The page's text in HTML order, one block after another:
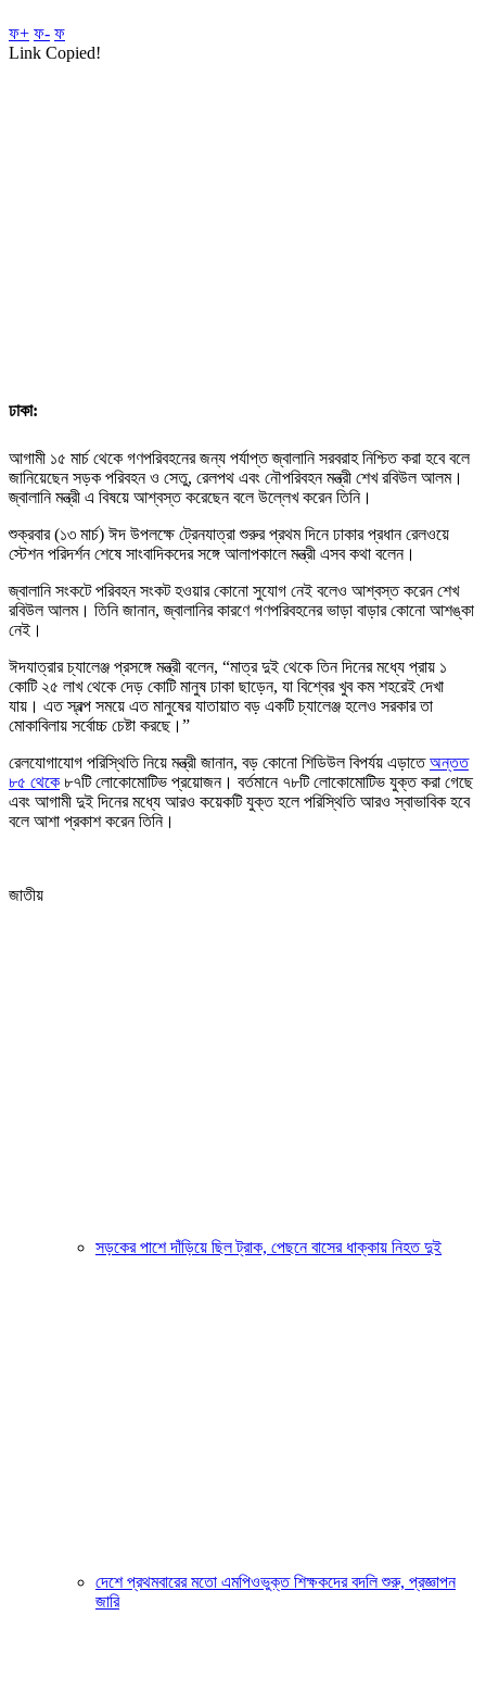
ফ+ ফ- ফ
Link Copied!
ঢাকা:
আগামী ১৫ মার্চ থেকে গণপরিবহনের জন্য পর্যাপ্ত জ্বালানি সরবরাহ নিশ্চিত করা হবে বলে
জানিয়েছেন সড়ক পরিবহন ও সেতু, রেলপথ এবং নৌপরিবহন মন্ত্রী শেখ রবিউল আলম।
জ্বালানি মন্ত্রী এ বিষয়ে আশ্বস্ত করেছেন বলে উল্লেখ করেন তিনি।
শুক্রবার (১৩ মার্চ) ঈদ উপলক্ষে ট্রেনযাত্রা শুরুর প্রথম দিনে ঢাকার প্রধান রেলওয়ে
স্টেশন পরিদর্শন শেষে সাংবাদিকদের সঙ্গে আলাপকালে মন্ত্রী এসব কথা বলেন।
জ্বালানি সংকটে পরিবহন সংকট হওয়ার কোনো সুযোগ নেই বলেও আশ্বস্ত করেন শেখ
রবিউল আলম। তিনি জানান, জ্বালানির কারণে গণপরিবহনের ভাড়া বাড়ার কোনো আশঙ্কা
নেই।
ঈদযাত্রার চ্যালেঞ্জ প্রসঙ্গে মন্ত্রী বলেন, “মাত্র দুই থেকে তিন দিনের মধ্যে প্রায় ১
কোটি ২৫ লাখ থেকে দেড় কোটি মানুষ ঢাকা ছাড়েন, যা বিশ্বের খুব কম শহরেই দেখা
যায়। এত স্বল্প সময়ে এত মানুষের যাতায়াত বড় একটি চ্যালেঞ্জ হলেও সরকার তা
মোকাবিলায় সর্বোচ্চ চেষ্টা করছে।”
রেলযোগাযোগ পরিস্থিতি নিয়ে মন্ত্রী জানান, বড় কোনো শিডিউল বিপর্যয় এড়াতেঅন্তত
৮৫ থেকে ৮৭টি লোকোমোটিভ প্রয়োজন। বর্তমানে ৭৮টি লোকোমোটিভ যুক্ত করা গেছে
এবং আগামী দুই দিনের মধ্যে আরও কয়েকটি যুক্ত হলে পরিস্থিতি আরও স্বাভাবিক হবে
বলে আশা প্রকাশ করেন তিনি।
জাতীয়
সড়কের পাশে দাঁড়িয়ে ছিল ট্রাক, পেছনে বাসের ধাক্কায় নিহত দুই
দেশে প্রথমবারের মতো এমপিওভুক্ত শিক্ষকদের বদলি শুরু, প্রজ্ঞাপন
জারি